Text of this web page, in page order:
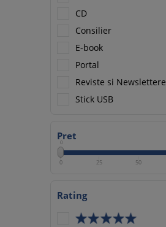
CD
Consilier
E-book
Portal
Reviste si Newslettere
Stick USB
Pret
0
0 25 50
Rating